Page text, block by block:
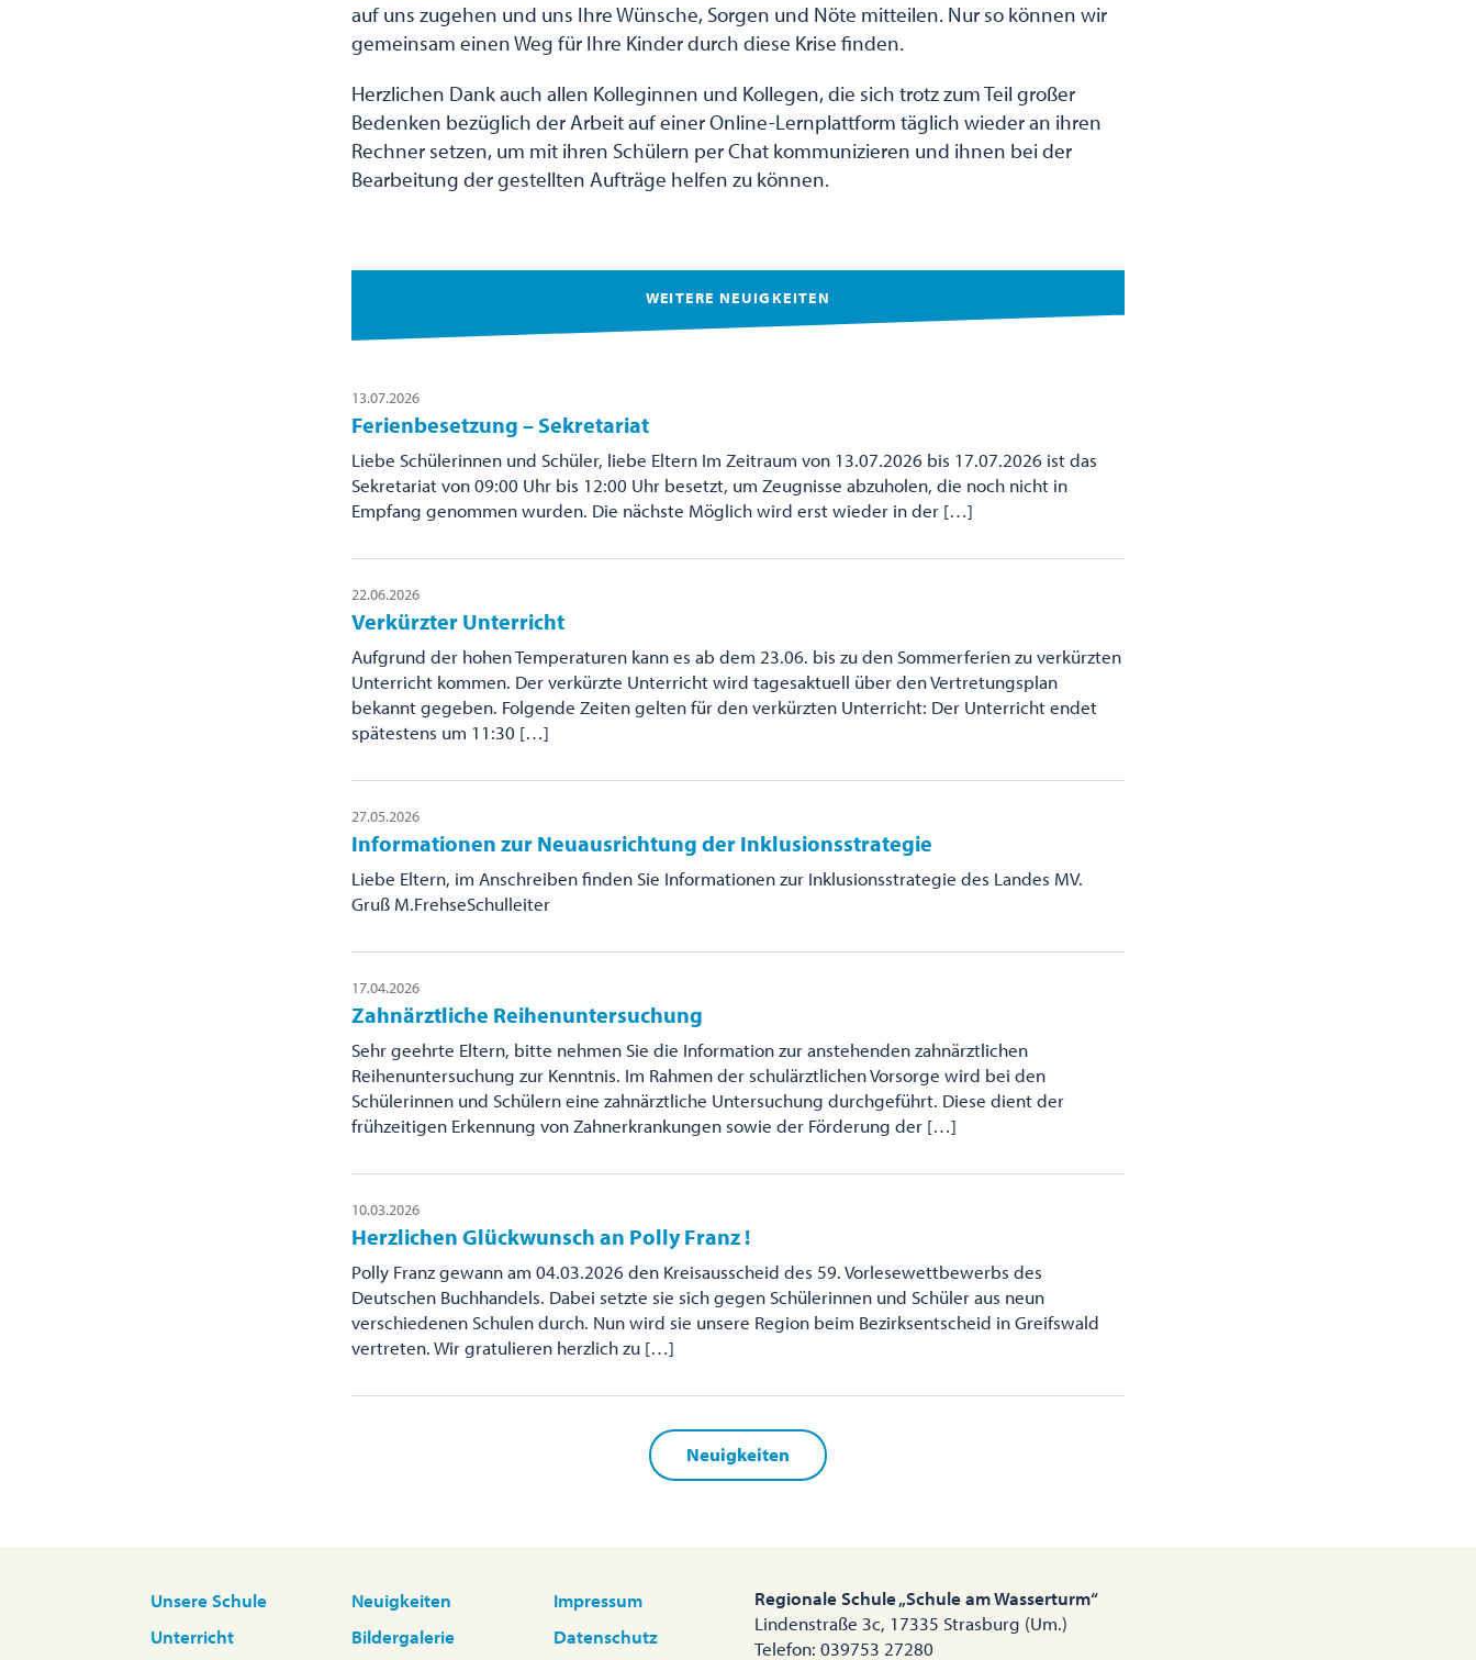
auf uns zugehen und uns Ihre Wünsche, Sorgen und Nöte mitteilen. Nur so können wir
gemeinsam einen Weg für Ihre Kinder durch diese Krise finden.
Herzlichen Dank auch allen Kolleginnen und Kollegen, die sich trotz zum Teil großer
Bedenken bezüglich der Arbeit auf einer Online-Lernplattform täglich wieder an ihren
Rechner setzen, um mit ihren Schülern per Chat kommunizieren und ihnen bei der
Bearbeitung der gestellten Aufträge helfen zu können.
WEITERE NEUIGKEITEN
13.07.2026
Ferienbesetzung – Sekretariat
Liebe Schülerinnen und Schüler, liebe Eltern Im Zeitraum von 13.07.2026 bis 17.07.2026 ist das
Sekretariat von 09:00 Uhr bis 12:00 Uhr besetzt, um Zeugnisse abzuholen, die noch nicht in
Empfang genommen wurden. Die nächste Möglich wird erst wieder in der […]
22.06.2026
Verkürzter Unterricht
Aufgrund der hohen Temperaturen kann es ab dem 23.06. bis zu den Sommerferien zu verkürzten
Unterricht kommen. Der verkürzte Unterricht wird tagesaktuell über den Vertretungsplan
bekannt gegeben. Folgende Zeiten gelten für den verkürzten Unterricht: Der Unterricht endet
spätestens um 11:30 […]
27.05.2026
Informationen zur Neuausrichtung der Inklusionsstrategie
Liebe Eltern, im Anschreiben finden Sie Informationen zur Inklusionsstrategie des Landes MV.
Gruß M.FrehseSchulleiter
17.04.2026
Zahnärztliche Reihenuntersuchung
Sehr geehrte Eltern, bitte nehmen Sie die Information zur anstehenden zahnärztlichen
Reihenuntersuchung zur Kenntnis. Im Rahmen der schulärztlichen Vorsorge wird bei den
Schülerinnen und Schülern eine zahnärztliche Untersuchung durchgeführt. Diese dient der
frühzeitigen Erkennung von Zahnerkrankungen sowie der Förderung der […]
10.03.2026
Herzlichen Glückwunsch an Polly Franz !
Polly Franz gewann am 04.03.2026 den Kreisausscheid des 59. Vorlesewettbewerbs des
Deutschen Buchhandels. Dabei setzte sie sich gegen Schülerinnen und Schüler aus neun
verschiedenen Schulen durch. Nun wird sie unsere Region beim Bezirksentscheid in Greifswald
vertreten. Wir gratulieren herzlich zu […]
Neuigkeiten
Unsere Schule
Unterricht
Neuigkeiten
Bildergalerie
Impressum
Datenschutz
Regionale Schule „Schule am Wasserturm“
Lindenstraße 3c, 17335 Strasburg (Um.)
Telefon: 039753 27280